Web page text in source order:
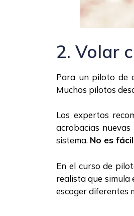
2. Volar
Para un piloto de
Muchos pilotos
Los expertos
acrobacias
sistema. No es
En el curso de
realista que simula
escoger diferentes